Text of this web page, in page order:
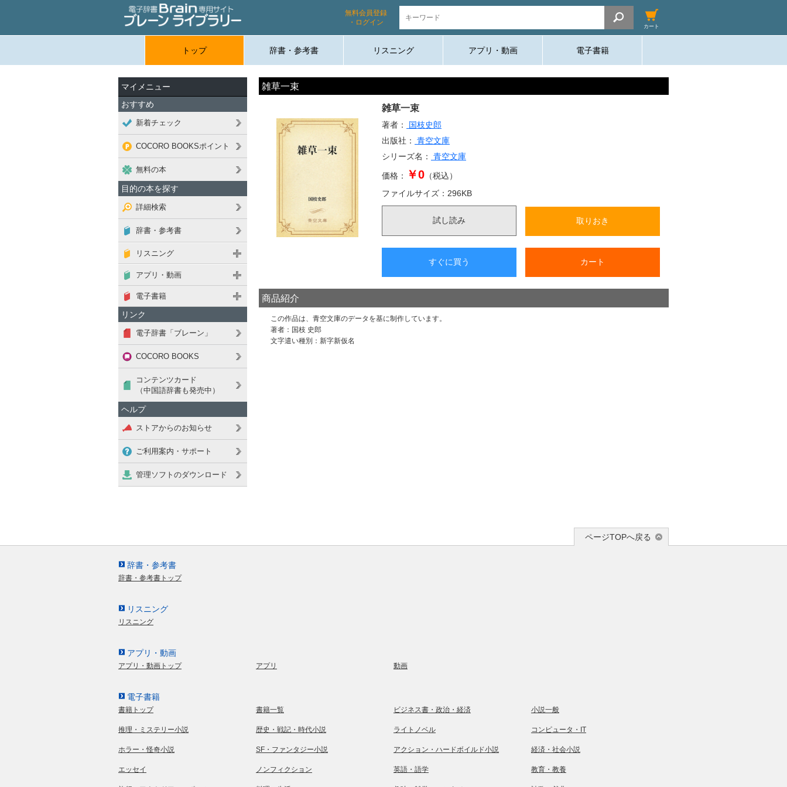
無料会員登録
・ログイン
カート
トップ 辞書・参考書 リスニング アプリ・動画 電子書籍
雑草一束
雑草一束
著者：
国枝史郎
出版社：
青空文庫
シリーズ名：
青空文庫
価格： ￥0 （税込）
ファイルサイズ： 296KB
試し読み 取りおき
すぐに買う カート
商品紹介
この作品は、青空文庫のデータを基に制作しています。
著者：国枝 史郎
文字遣い種別：新字新仮名
マイメニュー
おすすめ
新着チェック
COCORO BOOKSポイント
無料の本
目的の本を探す
詳細検索
辞書・参考書
リスニング
アプリ・動画
電子書籍
リンク
電子辞書「ブレーン」
COCORO BOOKS
コンテンツカード
（中国語辞書も発売中）
ヘルプ
ストアからのお知らせ
ご利用案内・サポート
管理ソフトのダウンロード
辞書・参考書
辞書・参考書トップ
リスニング
リスニング
アプリ・動画
アプリ・動画トップ アプリ 動画
電子書籍
書籍トップ 書籍一覧 ビジネス書・政治・経済 小説一般
推理・ミステリー小説 歴史・戦記・時代小説 ライトノベル コンピュータ・IT
ホラー・怪奇小説 SF・ファンタジー小説 アクション・ハードボイルド小説 経済・社会小説
エッセイ ノンフィクション 英語・語学 教育・教養
ページTOPへ戻る